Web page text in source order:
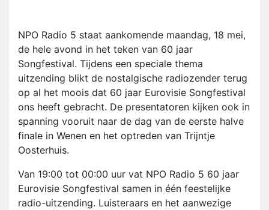
NPO Radio 5 staat aankomende maandag, 18 mei,
de hele avond in het teken van 60 jaar
Songfestival. Tijdens een speciale thema
uitzending blikt de nostalgische radiozender terug
op al het moois dat 60 jaar Eurovisie Songfestival
ons heeft gebracht. De presentatoren kijken ook in
spanning vooruit naar de dag van de eerste halve
finale in Wenen en het optreden van Trijntje
Oosterhuis.
Van 19:00 tot 00:00 uur vat NPO Radio 5 60 jaar
Eurovisie Songfestival samen in één feestelijke
radio-uitzending. Luisteraars en het aanwezige